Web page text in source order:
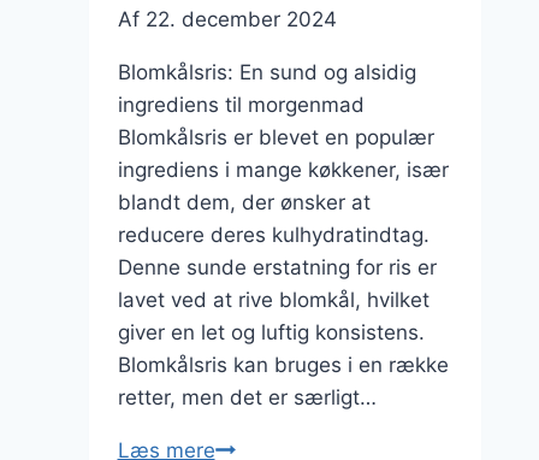
Af 22. december 2024
Blomkålsris: En sund og alsidig
ingrediens til morgenmad
Blomkålsris er blevet en populær
ingrediens i mange køkkener, især
blandt dem, der ønsker at
reducere deres kulhydratindtag.
Denne sunde erstatning for ris er
lavet ved at rive blomkål, hvilket
giver en let og luftig konsistens.
Blomkålsris kan bruges i en række
retter, men det er særligt…
Læs mereBlomkålsris